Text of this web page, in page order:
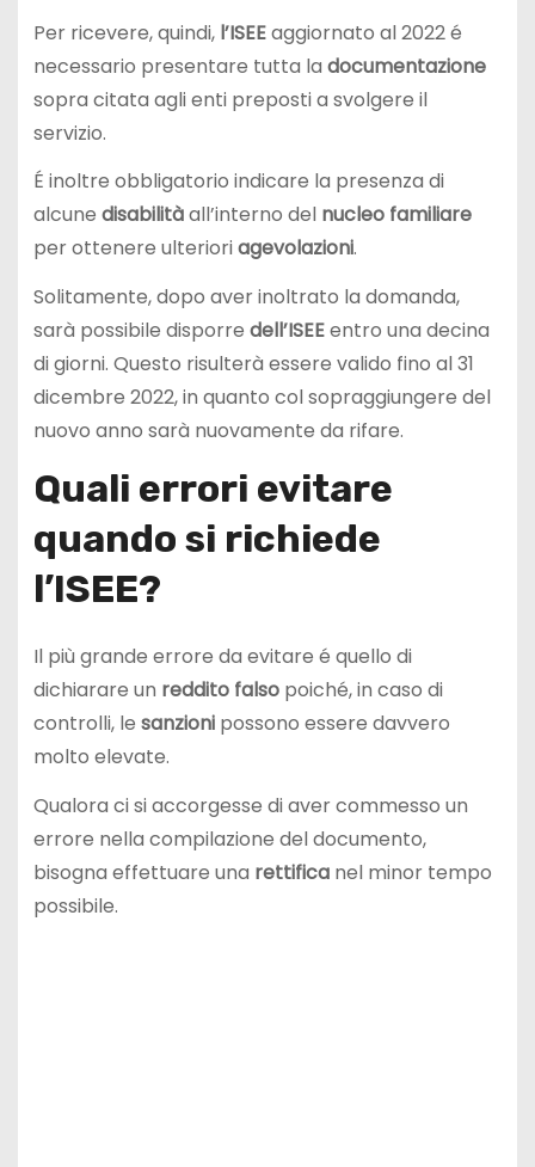
Per ricevere, quindi, l’ISEEaggiornato al 2022 é
necessario presentare tutta la documentazione
sopra citata agli enti preposti a svolgere il
servizio.
É inoltre obbligatorio indicare la presenza di
alcune disabilitàall’interno del nucleo familiare
per ottenere ulterioriagevolazioni.
Solitamente, dopo aver inoltrato la domanda,
sarà possibile disporre dell’ISEEentro una decina
di giorni. Questo risulterà essere valido fino al 31
dicembre 2022, in quanto col sopraggiungere del
nuovo anno sarà nuovamente da rifare.
Quali errori evitare
quando si richiede
l’ISEE?
Il più grande errore da evitare é quello di
dichiarare un reddito falsopoiché, in caso di
controlli, le sanzionipossono essere davvero
molto elevate.
Qualora ci si accorgesse di aver commesso un
errore nella compilazione del documento,
bisogna effettuare una rettificanel minor tempo
possibile.